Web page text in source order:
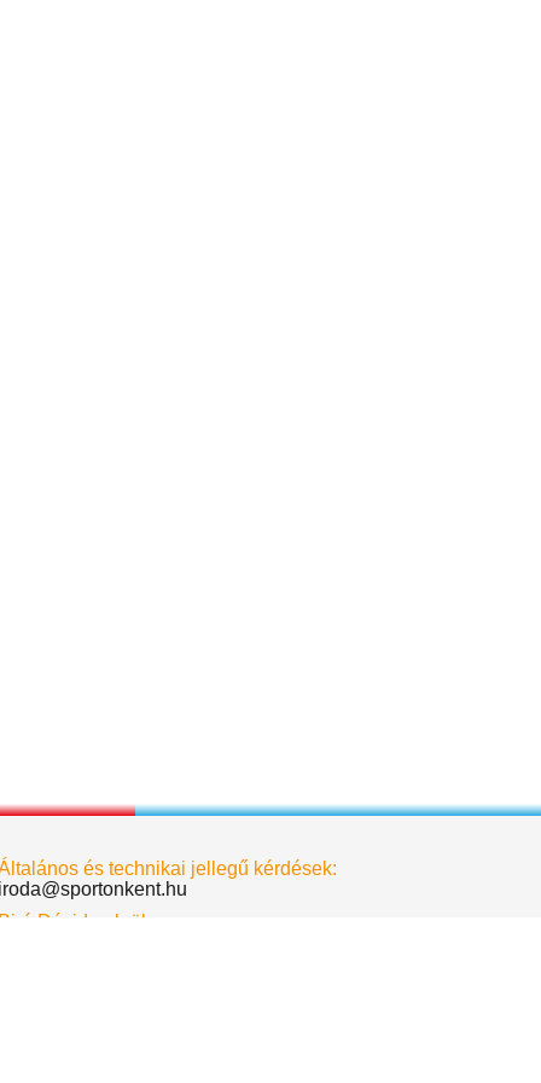
és technikai jellegű kérdések:
iroda@sportonkent.hu
Biró Dávid - elnök